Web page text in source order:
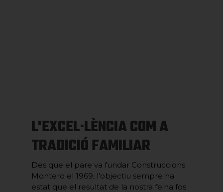
L'EXCEL·LÈNCIA COM A
TRADICIÓ FAMILIAR
Des que el pare va fundar Construccions
Montero el 1969, l'objectiu sempre ha
estat que el resultat de la nostra feina fos